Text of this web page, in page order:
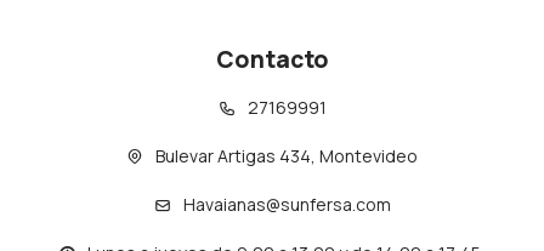
Contacto
27169991
Bulevar Artigas 434, Montevideo
Havaianas@sunfersa.com